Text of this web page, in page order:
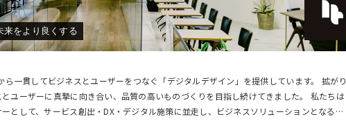
来をより良くする
一貫してビジネスとユーザーをつなぐ「デジタルデザイン」を提供しています。 拡がり
ユーザーに真摯に向き合い、品質の高いものづくりを目指し続けてきました。 私たちは
として、サービス創出・DX・デジタル施策に並走し、ビジネスソリューションとなるデ